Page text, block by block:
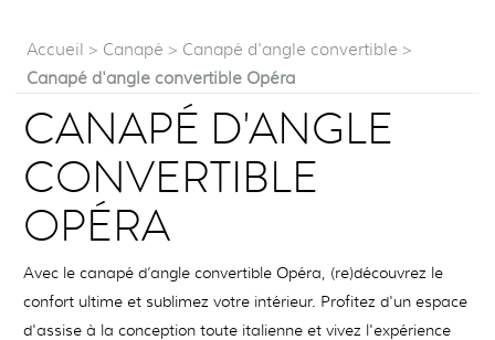
Accueil > Canapé > Canapé d'angle convertible >
Canapé d'angle convertible Opéra
CANAPÉ D'ANGLE
CONVERTIBLE
OPÉRA
Avec le canapé d’angle convertible Opéra, (re)découvrez le
confort ultime et sublimez votre intérieur. Profitez d'un espace
d'assise à la conception toute italienne et vivez l'expérience